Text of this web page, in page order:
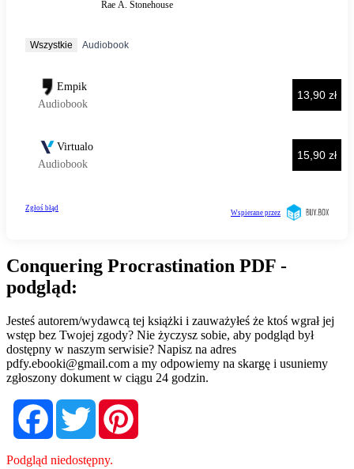
Conquering Procrastination PDF -
podgląd:
Jesteś autorem/wydawcą tej książki i zauważyłeś że ktoś wgrał jej
wstęp bez Twojej zgody? Nie życzysz sobie, aby podgląd był
dostępny w naszym serwisie? Napisz na adres
pdfy.ebooki@gmail.com a my odpowiemy na skargę i usuniemy
zgłoszony dokument w ciągu 24 godzin.
FacebookTwitter
Podgląd niedostępny.